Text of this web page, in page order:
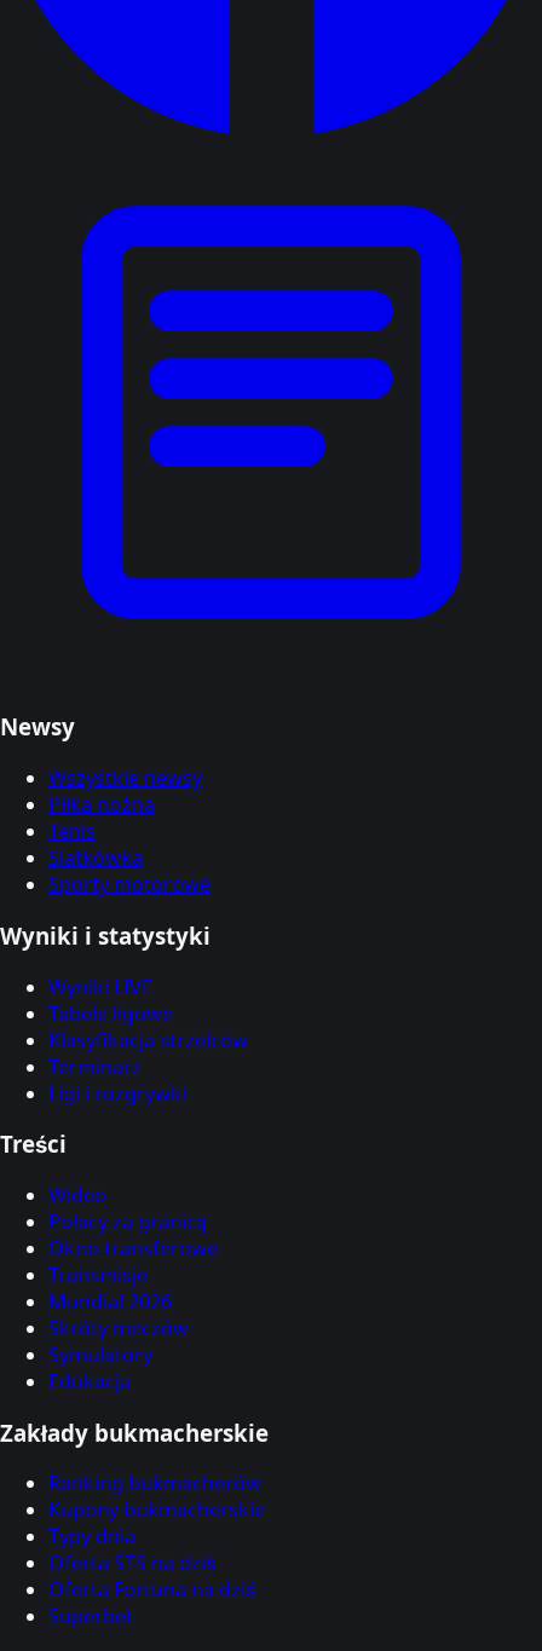
Newsy
Wszystkie newsy
Piłka nożna
Tenis
Siatkówka
Sporty motorowe
Wyniki i statystyki
Wyniki LIVE
Tabele ligowe
Klasyfikacja strzelców
Terminarz
Ligi i rozgrywki
Treści
Wideo
Polacy za granicą
Okno transferowe
Transmisje
Mundial 2026
Skróty meczów
Symulatory
Edukacja
Zakłady bukmacherskie
Ranking bukmacherów
Kupony bukmacherskie
Typy dnia
Oferta STS na dziś
Oferta Fortuna na dziś
Superbet